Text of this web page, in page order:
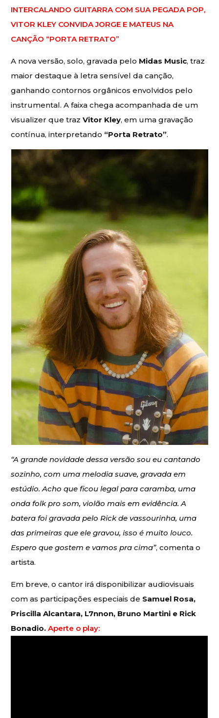
INTERCALANDO GUITARRA COM SUA PEGADA POP,
VITOR KLEY CONVIDA JORGE E MATEUS NA
CANÇÃO “PORTA RETRATO”
A nova versão, solo, gravada pelo Midas Music, traz
maior destaque à letra sensível da canção,
ganhando contornos orgânicos envolvidos pelo
instrumental. A faixa chega acompanhada de um
visualizer que trazVitor Kley, em uma gravação
contínua, interpretando “Porta Retrato”.
“A grande novidade dessa versão sou eu cantando
sozinho, com uma melodia suave, gravada em
estúdio. Acho que ficou legal para caramba, uma
onda folk pro som, violão mais em evidência. A
batera foi gravada pelo Rick de vassourinha, uma
das primeiras que ele gravou, isso é muito louco.
Espero que gostem e vamos pra cima”, comenta o
artista.
Em breve, o cantor irá disponibilizar audiovisuais
com as participações especiais de Samuel Rosa,
Priscilla Alcantara, L7nnon, Bruno Martini e Rick
Bonadio.Aperte o play: